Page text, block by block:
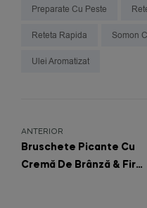
Preparate Cu Peste
Reteta Rapida Somon
Ulei Aromatizat
ANTERIOR
Bruschete Picante Cu
Cremă De Brânză & Fire